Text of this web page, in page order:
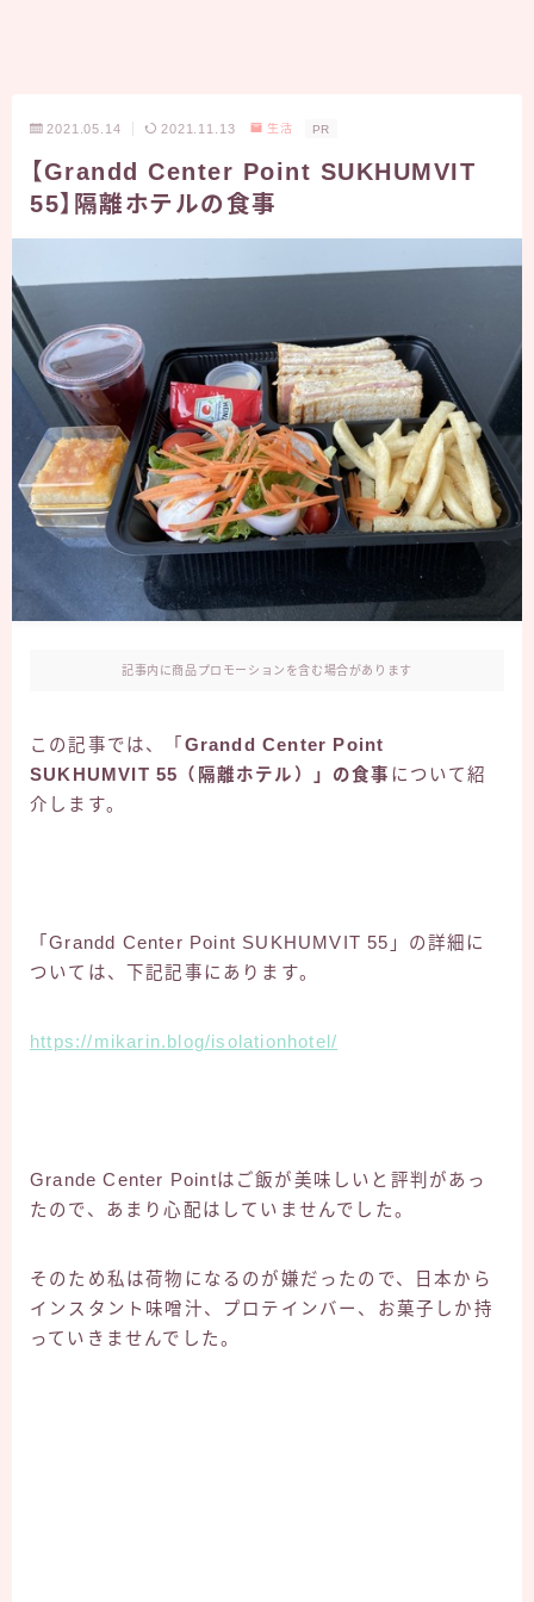
2021.05.14 2021.11.13 生活 PR
【Grandd Center Point SUKHUMVIT
55】隔離ホテルの食事
記事内に商品プロモーションを含む場合があります
この記事では、「 Grandd Center Point
SUKHUMVIT 55（隔離ホテル）」の食事 について紹
介します。
「Grandd Center Point SUKHUMVIT 55」の詳細に
ついては、下記記事にあります。
https://mikarin.blog/isolationhotel/
Grande Center Pointはご飯が美味しいと評判があっ
たので、あまり心配はしていませんでした。
そのため私は荷物になるのが嫌だったので、日本から
インスタント味噌汁、プロテインバー、お菓子しか持
っていきませんでした。